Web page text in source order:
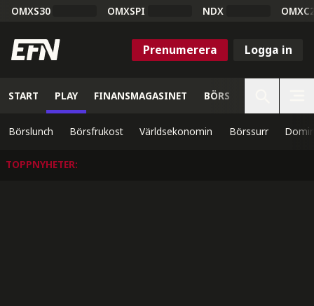
OMXS30 OMXSPI NDX
Prenumerera Logga in
START PLAY FINANSMAGASINET BÖRS
Börslunch Börsfrukost Världsekonomin Börssurr
TOPPNYHETER: